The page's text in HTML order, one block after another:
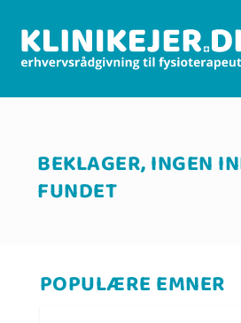
BEKLAGER, INGEN
FUNDET
POPULÆRE EMNER